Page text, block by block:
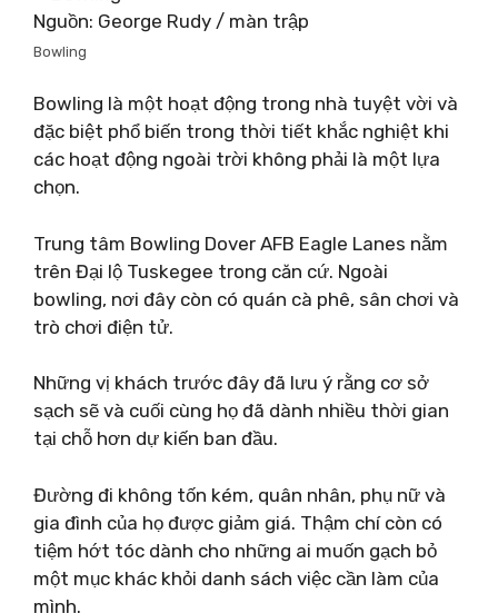
Nguồn: George Rudy / màn trập
Bowling
Bowling là một hoạt động trong nhà tuyệt vời và
đặc biệt phổ biến trong thời tiết khắc nghiệt khi
các hoạt động ngoài trời không phải là một lựa
chọn.
Trung tâm Bowling Dover AFB Eagle Lanes nằm
trên Đại lộ Tuskegee trong căn cứ. Ngoài
bowling, nơi đây còn có quán cà phê, sân chơi và
trò chơi điện tử.
Những vị khách trước đây đã lưu ý rằng cơ sở
sạch sẽ và cuối cùng họ đã dành nhiều thời gian
tại chỗ hơn dự kiến ​​ban đầu.
Đường đi không tốn kém, quân nhân, phụ nữ và
gia đình của họ được giảm giá. Thậm chí còn có
tiệm hớt tóc dành cho những ai muốn gạch bỏ
một mục khác khỏi danh sách việc cần làm của
mình.